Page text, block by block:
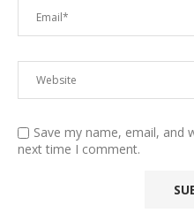
Save my name, email, and
next time I comment.